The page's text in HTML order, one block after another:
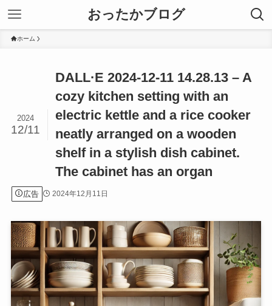
おったかブログ
ホーム
DALL·E 2024-12-11 14.28.13 – A
cozy kitchen setting with an
electric kettle and a rice cooker
neatly arranged on a wooden
shelf in a stylish dish cabinet.
The cabinet has an organ
2024
12/11
広告 2024年12月11日